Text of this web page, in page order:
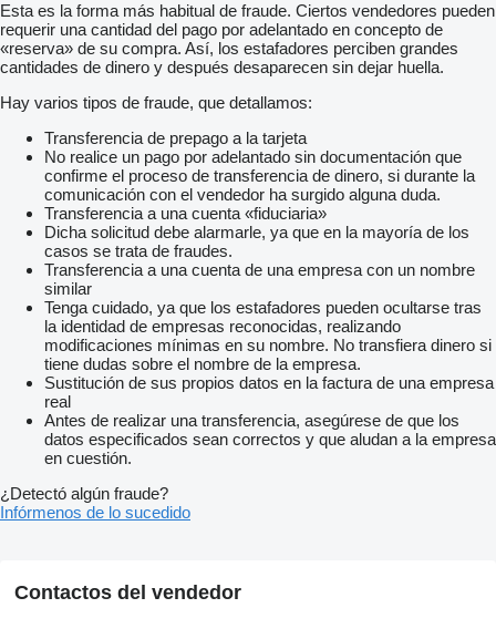
Seiten- und Kopfairbag für Fahrer und Beifahrer, Kopfairbags für
die äußeren Sitzplätze hinten und Mittenairbag vorn
Scheibenwischer-Intervallschaltung mit Regensensor für die
Frontscheibenwischer
AGR ErgoComfort Sitze vorne, ArtVelours, elektr. verstellbar;
nur für Fahrer mit Memory - & Massagefunktion
AGR-Sitz elektrisch verstellbar, vorn rechts, mit 4-Wege-
Kopfstütze; nur für Fahrer: mit Memory- & Massagefunktion
Abgasnorm Euro 6d ISC-FCM
Ausweichunterstützung und Abbiegeassistent
Automatische Distanzregelung ACC "stop & go" mit
Geschwindigkeitsbegrenzer inklusive Car2X
Fahrassistent "Travel Assist" und "Emergency Assist"
Frontscheibe in Verbundsicherheitsglas, wärme- und
geräuschdämmend
Anhängevorrichtung anklappbar, mit elektrischer Entriegelung
(einschli. Gespannstabilisierung)
Elektrische Heckklappe (öffnend und schließend) mit "Easy
Open" und "Easy Close"-Funktion
Scheiben im Fond abgedunkelt
Tagfahrlichtschaltung mit Assistenzfahrlicht sowie "Coming
home" und "Leaving home"
IQ.LIGHT-LED-Matrix-Scheinwerfer mit LED-Tagfahrlicht
Leuchtweitenregulierung, dynamisch, mit dynamischem
Kurvenfahrlicht
Panoramaglasdach, abgedunkelt, zweiteilig
Schiebetür li. u. re., elektrisch mit "easy open"- und "easy close"
Funktion
Multivan Silhouette
Vorbereitet für Online Dienste
Esta es la forma más habitual de fraude. Ciertos vendedores pueden
requerir una cantidad del pago por adelantado en concepto de
«reserva» de su compra. Así, los estafadores perciben grandes
cantidades de dinero y después desaparecen sin dejar huella.
Hay varios tipos de fraude, que detallamos:
Transferencia de prepago a la tarjeta
No realice un pago por adelantado sin documentación que
confirme el proceso de transferencia de dinero, si durante la
comunicación con el vendedor ha surgido alguna duda.
Transferencia a una cuenta «fiduciaria»
Dicha solicitud debe alarmarle, ya que en la mayoría de los
casos se trata de fraudes.
Transferencia a una cuenta de una empresa con un nombre
similar
Tenga cuidado, ya que los estafadores pueden ocultarse tras
la identidad de empresas reconocidas, realizando
modificaciones mínimas en su nombre. No transfiera dinero si
tiene dudas sobre el nombre de la empresa.
Sustitución de sus propios datos en la factura de una empresa
real
Antes de realizar una transferencia, asegúrese de que los
datos especificados sean correctos y que aludan a la empresa
en cuestión.
¿Detectó algún fraude?
Infórmenos de lo sucedido
Contactos del vendedor